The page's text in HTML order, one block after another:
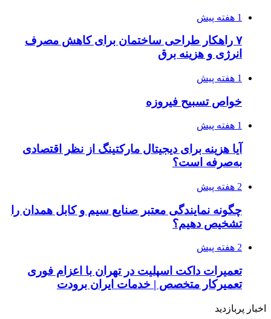
1 هفته پیش
۷ راهکار طراحی ساختمان برای کاهش مصرف
انرژی و هزینه برق
1 هفته پیش
خواص تسبیح فیروزه
1 هفته پیش
آیا هزینه برای دیجیتال مارکتینگ از نظر اقتصادی
به‌صرفه است؟
2 هفته پیش
چگونه نمایندگی معتبر صنایع سیم و کابل همدان را
تشخیص دهیم؟
2 هفته پیش
تعمیرات داکت اسپلیت در تهران با اعزام فوری
تعمیرکار متخصص | خدمات ایران برودت
اخبار پربازدید